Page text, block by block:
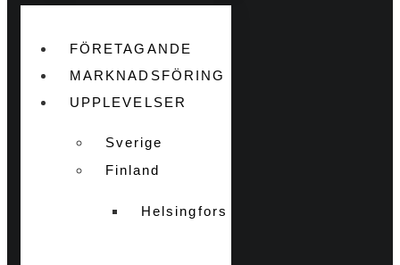
FÖRETAGANDE
MARKNADSFÖRING
UPPLEVELSER
Sverige
Finland
Helsingfors